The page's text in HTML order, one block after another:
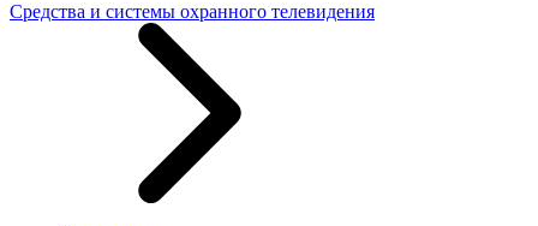
Средства и системы охранного телевидения